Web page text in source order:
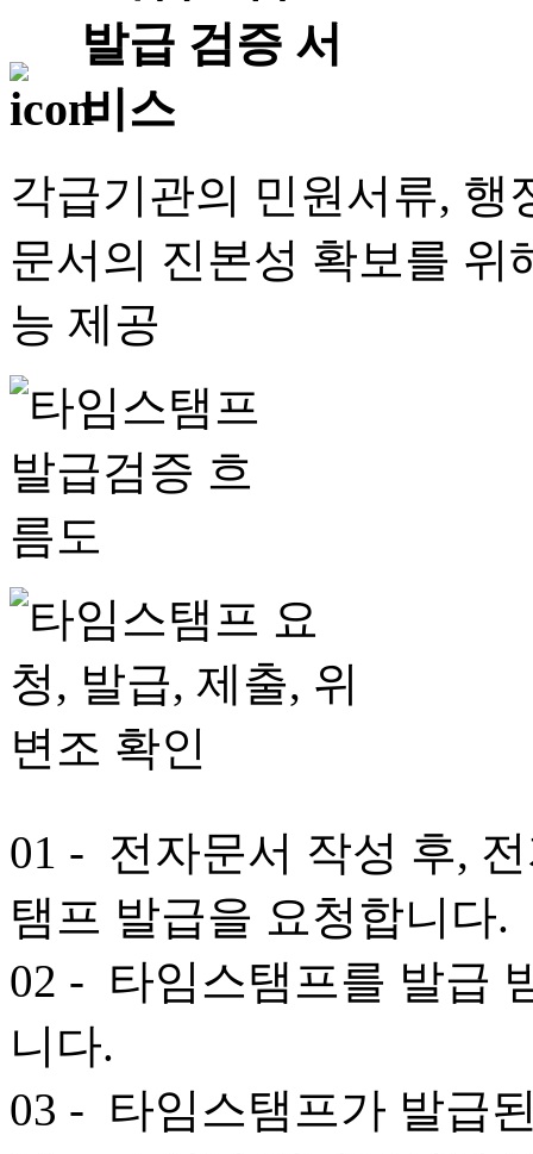
각급기관의 민원서류, 행
문서의 진본성 확보를 위
능 제공
01 - 전자문서 작성 후,
탬프 발급을 요청합니다.
02 - 타임스탬프를 발급
니다.
03 - 타임스탬프가 발급